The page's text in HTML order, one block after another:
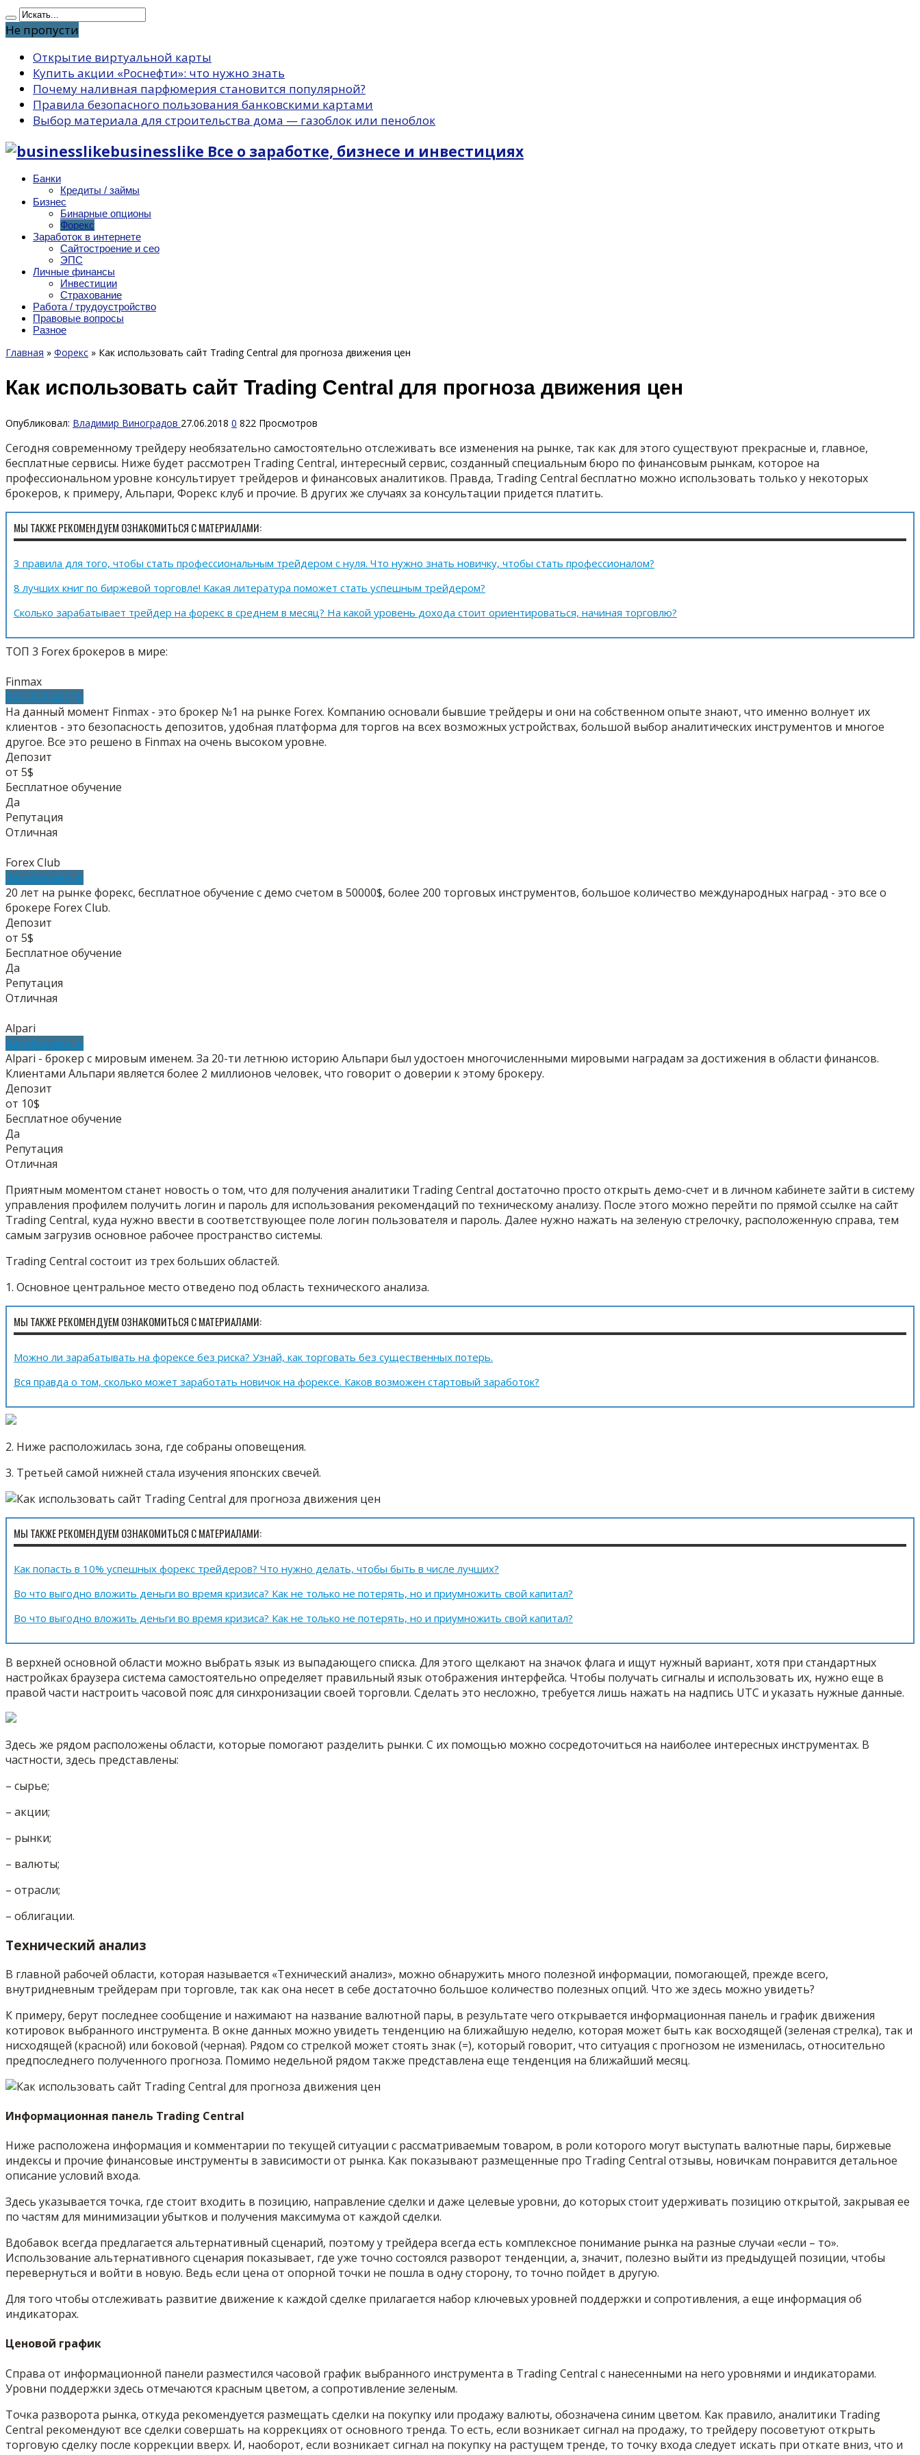
Не пропусти
Открытие виртуальной карты
Купить акции «Роснефти»: что нужно знать
Почему наливная парфюмерия становится популярной?
Правила безопасного пользования банковскими картами
Выбор материала для строительства дома — газоблок или пеноблок
businesslike Все о заработке, бизнесе и инвестициях
Банки
Кредиты / займы
Бизнес
Бинарные опционы
Форекс
Заработок в интернете
Сайтостроение и сео
ЭПС
Личные финансы
Инвестиции
Страхование
Работа / трудоустройство
Правовые вопросы
Разное
Главная » Форекс » Как использовать сайт Trading Central для прогноза движения цен
Как использовать сайт Trading Central для прогноза движения цен
Опубликовал: Владимир Виноградов 27.06.2018 0 822 Просмотров
Сегодня современному трейдеру необязательно самостоятельно отслеживать все изменения на рынке, так как для этого существуют прекрасные и, главное,
бесплатные сервисы. Ниже будет рассмотрен Trading Central, интересный сервис, созданный специальным бюро по финансовым рынкам, которое на
профессиональном уровне консультирует трейдеров и финансовых аналитиков. Правда, Trading Central бесплатно можно использовать только у некоторых
брокеров, к примеру, Альпари, Форекс клуб и прочие. В других же случаях за консультации придется платить.
МЫ ТАКЖЕ РЕКОМЕНДУЕМ ОЗНАКОМИТЬСЯ С МАТЕРИАЛАМИ:
3 правила для того, чтобы стать профессиональным трейдером с нуля. Что нужно знать новичку, чтобы стать профессионалом?
8 лучших книг по биржевой торговле! Какая литература поможет стать успешным трейдером?
Сколько зарабатывает трейдер на форекс в среднем в месяц? На какой уровень дохода стоит ориентироваться, начиная торговлю?
ТОП 3 Forex брокеров в мире:
Finmax
Зарабатывать
На данный момент Finmax - это брокер №1 на рынке Forex. Компанию основали бывшие трейдеры и они на собственном опыте знают, что именно волнует их
клиентов - это безопасность депозитов, удобная платформа для торгов на всех возможных устройствах, большой выбор аналитических инструментов и многое
другое. Все это решено в Finmax на очень высоком уровне.
Депозит
от 5$
Бесплатное обучение
Да
Репутация
Отличная
Forex Club
Зарабатывать
20 лет на рынке форекс, бесплатное обучение с демо счетом в 50000$, более 200 торговых инструментов, большое количество международных наград - это все о
брокере Forex Club.
Депозит
от 5$
Бесплатное обучение
Да
Репутация
Отличная
Alpari
Зарабатывать
Alpari - брокер с мировым именем. За 20-ти летнюю историю Альпари был удостоен многочисленными мировыми наградам за достижения в области финансов.
Клиентами Альпари является более 2 миллионов человек, что говорит о доверии к этому брокеру.
Депозит
от 10$
Бесплатное обучение
Да
Репутация
Отличная
Приятным моментом станет новость о том, что для получения аналитики Trading Central достаточно просто открыть демо-счет и в личном кабинете зайти в систему
управления профилем получить логин и пароль для использования рекомендаций по техническому анализу. После этого можно перейти по прямой ссылке на сайт
Trading Central, куда нужно ввести в соответствующее поле логин пользователя и пароль. Далее нужно нажать на зеленую стрелочку, расположенную справа, тем
самым загрузив основное рабочее пространство системы.
Trading Central состоит из трех больших областей.
1. Основное центральное место отведено под область технического анализа.
МЫ ТАКЖЕ РЕКОМЕНДУЕМ ОЗНАКОМИТЬСЯ С МАТЕРИАЛАМИ:
Можно ли зарабатывать на форексе без риска? Узнай, как торговать без существенных потерь.
Вся правда о том, сколько может заработать новичок на форексе. Каков возможен стартовый заработок?
2. Ниже расположилась зона, где собраны оповещения.
3. Третьей самой нижней стала изучения японских свечей.
МЫ ТАКЖЕ РЕКОМЕНДУЕМ ОЗНАКОМИТЬСЯ С МАТЕРИАЛАМИ:
Как попасть в 10% успешных форекс трейдеров? Что нужно делать, чтобы быть в числе лучших?
Во что выгодно вложить деньги во время кризиса? Как не только не потерять, но и приумножить свой капитал?
Во что выгодно вложить деньги во время кризиса? Как не только не потерять, но и приумножить свой капитал?
В верхней основной области можно выбрать язык из выпадающего списка. Для этого щелкают на значок флага и ищут нужный вариант, хотя при стандартных
настройках браузера система самостоятельно определяет правильный язык отображения интерфейса. Чтобы получать сигналы и использовать их, нужно еще в
правой части настроить часовой пояс для синхронизации своей торговли. Сделать это несложно, требуется лишь нажать на надпись UTC и указать нужные данные.
Здесь же рядом расположены области, которые помогают разделить рынки. С их помощью можно сосредоточиться на наиболее интересных инструментах. В
частности, здесь представлены:
– сырье;
– акции;
– рынки;
– валюты;
– отрасли;
– облигации.
Технический анализ
В главной рабочей области, которая называется «Технический анализ», можно обнаружить много полезной информации, помогающей, прежде всего,
внутридневным трейдерам при торговле, так как она несет в себе достаточно большое количество полезных опций. Что же здесь можно увидеть?
К примеру, берут последнее сообщение и нажимают на название валютной пары, в результате чего открывается информационная панель и график движения
котировок выбранного инструмента. В окне данных можно увидеть тенденцию на ближайшую неделю, которая может быть как восходящей (зеленая стрелка), так и
нисходящей (красной) или боковой (черная). Рядом со стрелкой может стоять знак (=), который говорит, что ситуация с прогнозом не изменилась, относительно
предпоследнего полученного прогноза. Помимо недельной рядом также представлена еще тенденция на ближайший месяц.
Информационная панель Trading Central
Ниже расположена информация и комментарии по текущей ситуации с рассматриваемым товаром, в роли которого могут выступать валютные пары, биржевые
индексы и прочие финансовые инструменты в зависимости от рынка. Как показывают размещенные про Trading Central отзывы, новичкам понравится детальное
описание условий входа.
Здесь указывается точка, где стоит входить в позицию, направление сделки и даже целевые уровни, до которых стоит удерживать позицию открытой, закрывая ее
по частям для минимизации убытков и получения максимума от каждой сделки.
Вдобавок всегда предлагается альтернативный сценарий, поэтому у трейдера всегда есть комплексное понимание рынка на разные случаи «если – то».
Использование альтернативного сценария показывает, где уже точно состоялся разворот тенденции, а, значит, полезно выйти из предыдущей позиции, чтобы
перевернуться и войти в новую. Ведь если цена от опорной точки не пошла в одну сторону, то точно пойдет в другую.
Для того чтобы отслеживать развитие движение к каждой сделке прилагается набор ключевых уровней поддержки и сопротивления, а еще информация об
индикаторах.
Ценовой график
Справа от информационной панели разместился часовой график выбранного инструмента в Trading Central с нанесенными на него уровнями и индикаторами.
Уровни поддержки здесь отмечаются красным цветом, а сопротивление зеленым.
Точка разворота рынка, откуда рекомендуется размещать сделки на покупку или продажу валюты, обозначена синим цветом. Как правило, аналитики Trading
Central рекомендуют все сделки совершать на коррекциях от основного тренда. То есть, если возникает сигнал на продажу, то трейдеру посоветуют открыть
торговую сделку после коррекции вверх. И, наоборот, если возникает сигнал на покупку на растущем тренде, то точку входа следует искать при откате вниз, что и